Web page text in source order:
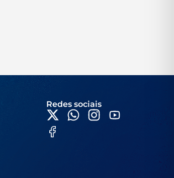
Redes sociais